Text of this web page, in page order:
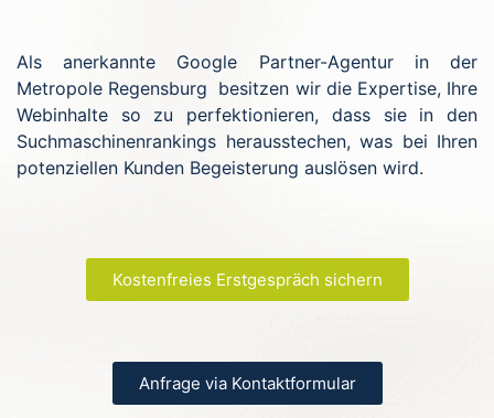
Als anerkannte Google Partner-Agentur in der
Metropole Regensburg besitzen wir die Expertise, Ihre
Webinhalte so zu perfektionieren, dass sie in den
Suchmaschinenrankings herausstechen, was bei Ihren
potenziellen Kunden Begeisterung auslösen wird.
Kostenfreies Erstgespräch sichern
Anfrage via Kontaktformular